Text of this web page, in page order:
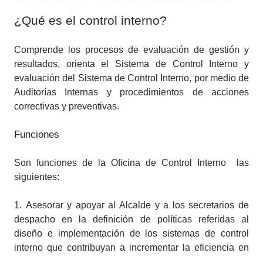
​¿Qué es el control interno?
Comprende los procesos de evaluación de gestión y
resultados, orienta el Sistema de Control Interno y
evaluación del Sistema de Control Interno, por medio de
Auditorías Internas y procedimientos de acciones
correctivas y preventivas.
Funciones ​
Son funciones de la Oficina de Control Interno las
siguientes:
1. Asesorar y apoyar al Alcalde y a los secretarios de
despacho en la definición de políticas referidas al
diseño e implementación de los sistemas de control
interno que contribuyan a incrementar la eficiencia en